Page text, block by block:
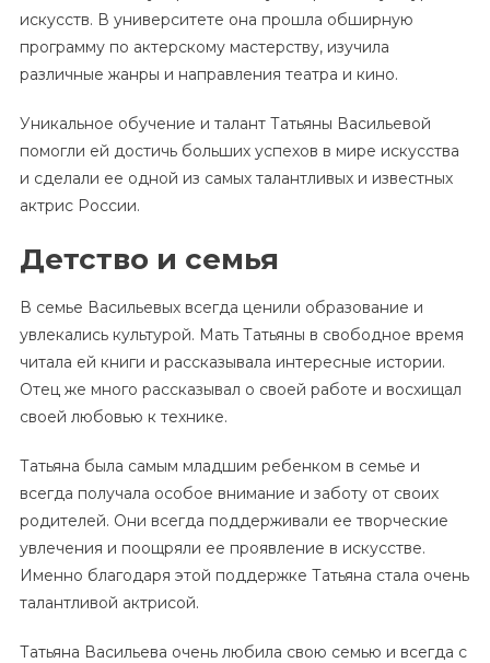
искусств. В университете она прошла обширную
программу по актерскому мастерству, изучила
различные жанры и направления театра и кино.
Уникальное обучение и талант Татьяны Васильевой
помогли ей достичь больших успехов в мире искусства
и сделали ее одной из самых талантливых и известных
актрис России.
Детство и семья
В семье Васильевых всегда ценили образование и
увлекались культурой. Мать Татьяны в свободное время
читала ей книги и рассказывала интересные истории.
Отец же много рассказывал о своей работе и восхищал
своей любовью к технике.
Татьяна была самым младшим ребенком в семье и
всегда получала особое внимание и заботу от своих
родителей. Они всегда поддерживали ее творческие
увлечения и поощряли ее проявление в искусстве.
Именно благодаря этой поддержке Татьяна стала очень
талантливой актрисой.
Татьяна Васильева очень любила свою семью и всегда с